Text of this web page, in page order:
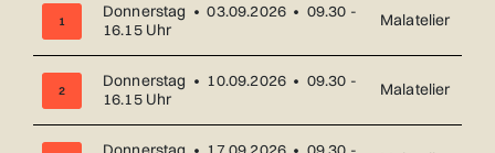
1
Donnerstag • 03.09.2026 • 09.30 -
16.15 Uhr
Malatelier
2
Donnerstag • 10.09.2026 • 09.30 -
16.15 Uhr
Malatelier